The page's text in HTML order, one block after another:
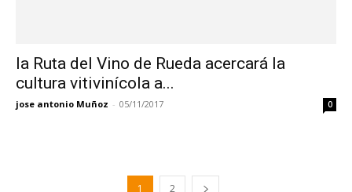
la Ruta del Vino de Rueda acercará la
cultura vitivinícola a...
jose antonio Muñoz - 05/11/2017 0
1 2